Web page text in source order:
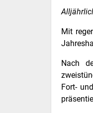
Mit
Nach
Fort-